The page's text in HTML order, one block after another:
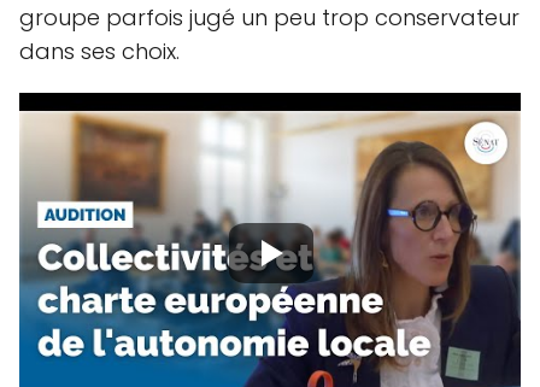
groupe parfois jugé un peu trop conservateur
dans ses choix.